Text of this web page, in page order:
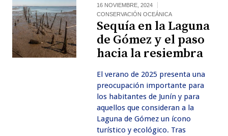
16 NOVIEMBRE, 2024
CONSERVACIÓN OCEÁNICA
Sequía en la Laguna
de Gómez y el paso
hacia la resiembra
El verano de 2025 presenta una
preocupación importante para
los habitantes de Junín y para
aquellos que consideran a la
Laguna de Gómez un ícono
turístico y ecológico. Tras